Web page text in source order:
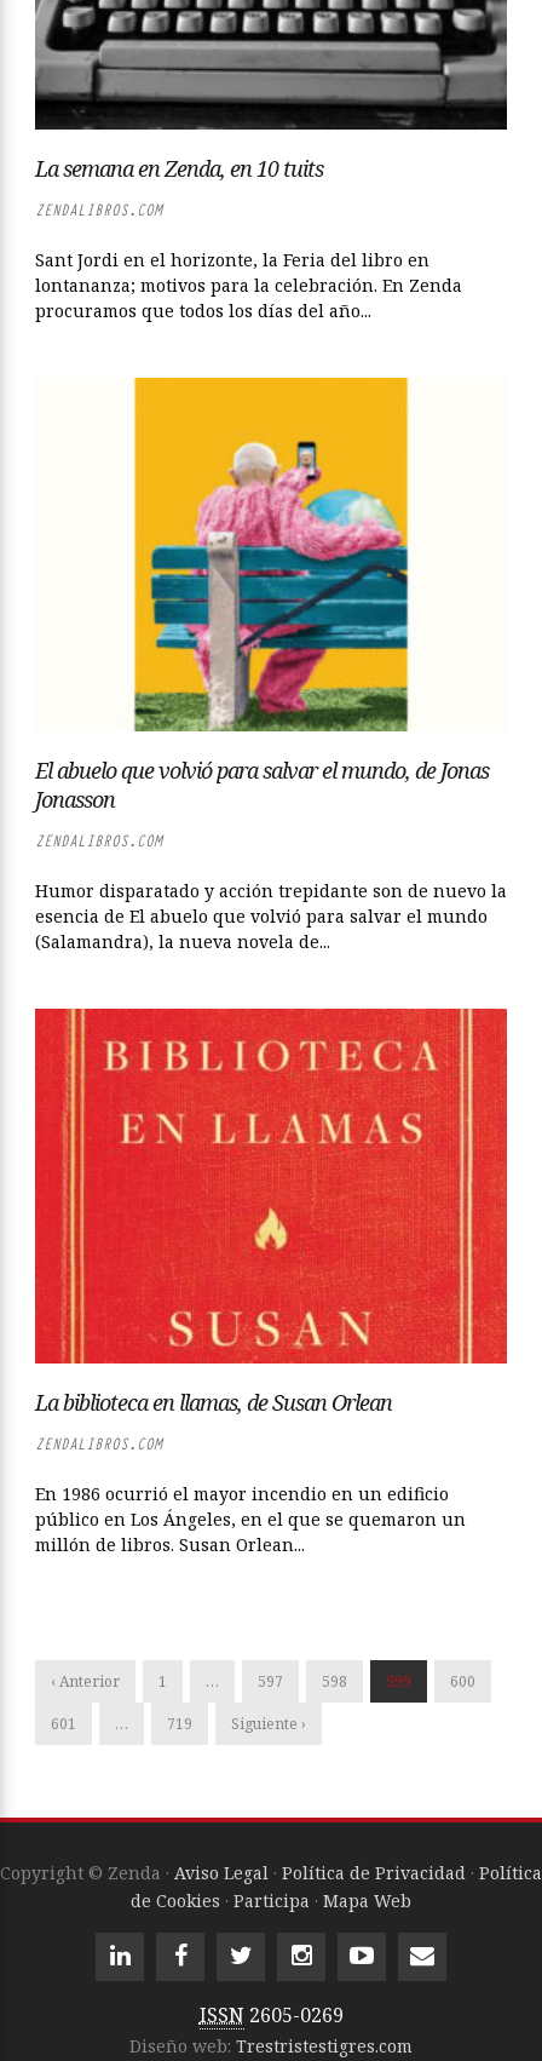
La semana en Zenda, en 10 tuits
ZENDALIBROS.COM
Sant Jordi en el horizonte, la Feria del libro en
lontananza; motivos para la celebración. En Zenda
procuramos que todos los días del año...
El abuelo que volvió para salvar el mundo, de Jonas
Jonasson
ZENDALIBROS.COM
Humor disparatado y acción trepidante son de nuevo la
esencia de El abuelo que volvió para salvar el mundo
(Salamandra), la nueva novela de...
La biblioteca en llamas, de Susan Orlean
ZENDALIBROS.COM
En 1986 ocurrió el mayor incendio en un edificio
público en Los Ángeles, en el que se quemaron un
millón de libros. Susan Orlean...
‹ Anterior 1 … 597 598 599 600
601 … 719 Siguiente ›
Copyright © Zenda · Aviso Legal · Política de Privacidad · Política
de Cookies · Participa · Mapa Web
ISSN 2605-0269
Diseño web: Trestristestigres.com